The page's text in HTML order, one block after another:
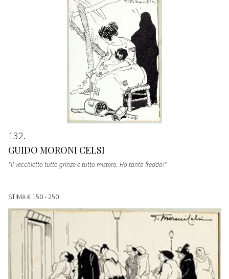
132
GUIDO MORONI CELSI
"Il vecchietto tutto grinze e tutto mistero. Ho tanto freddo!"
STIMA€ 150 - 250